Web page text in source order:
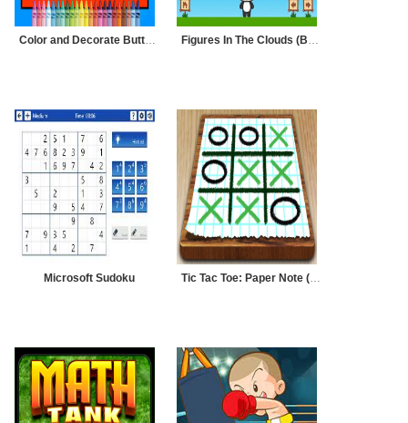
Color and Decorate Butterflies Figures In The Clouds (Bulut Figürleri)
Microsoft Sudoku Tic Tac Toe: Paper Note (3 Taş)